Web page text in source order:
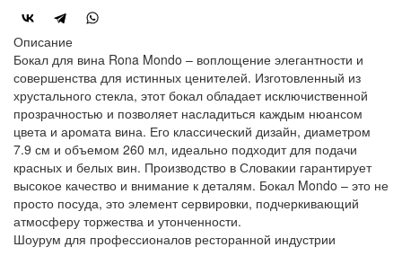
Описание
Бокал для вина Rona Mondo – воплощение элегантности и
совершенства для истинных ценителей. Изготовленный из
хрустального стекла, этот бокал обладает исключиственной
прозрачностью и позволяет насладиться каждым нюансом
цвета и аромата вина. Его классический дизайн, диаметром
7.9 см и объемом 260 мл, идеально подходит для подачи
красных и белых вин. Производство в Словакии гарантирует
высокое качество и внимание к деталям. Бокал Mondo – это не
просто посуда, это элемент сервировки, подчеркивающий
атмосферу торжества и утонченности.
Шоурум для профессионалов ресторанной индустрии